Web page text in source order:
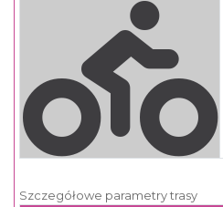
Szczegółowe parametry trasy